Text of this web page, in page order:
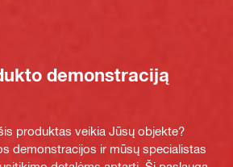
demonstraciją
produktas veikia Jūsų objekte?
demonstracijos ir mūsų specialistas